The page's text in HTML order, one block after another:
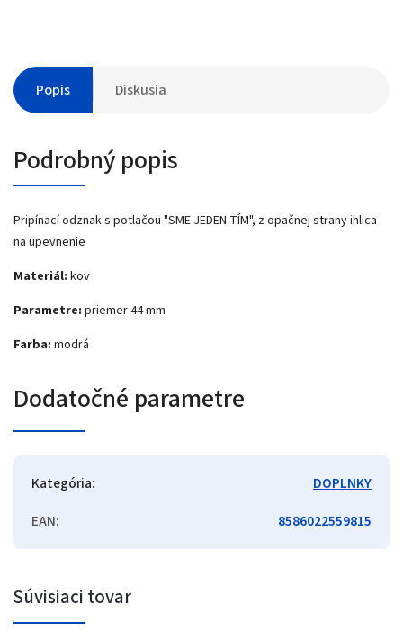
Popis Diskusia
Podrobný popis
Pripínací odznak s potlačou "SME JEDEN TÍM", z opačnej strany ihlica
na upevnenie
Materiál: kov
Parametre: priemer 44 mm
Farba: modrá
Dodatočné parametre
Kategória:
DOPLNKY
EAN: 8586022559815
Súvisiaci tovar